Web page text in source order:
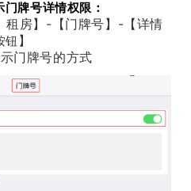
牌号详情权限：
租房】-【门牌号】-【详情
钮 】
门牌号的方式